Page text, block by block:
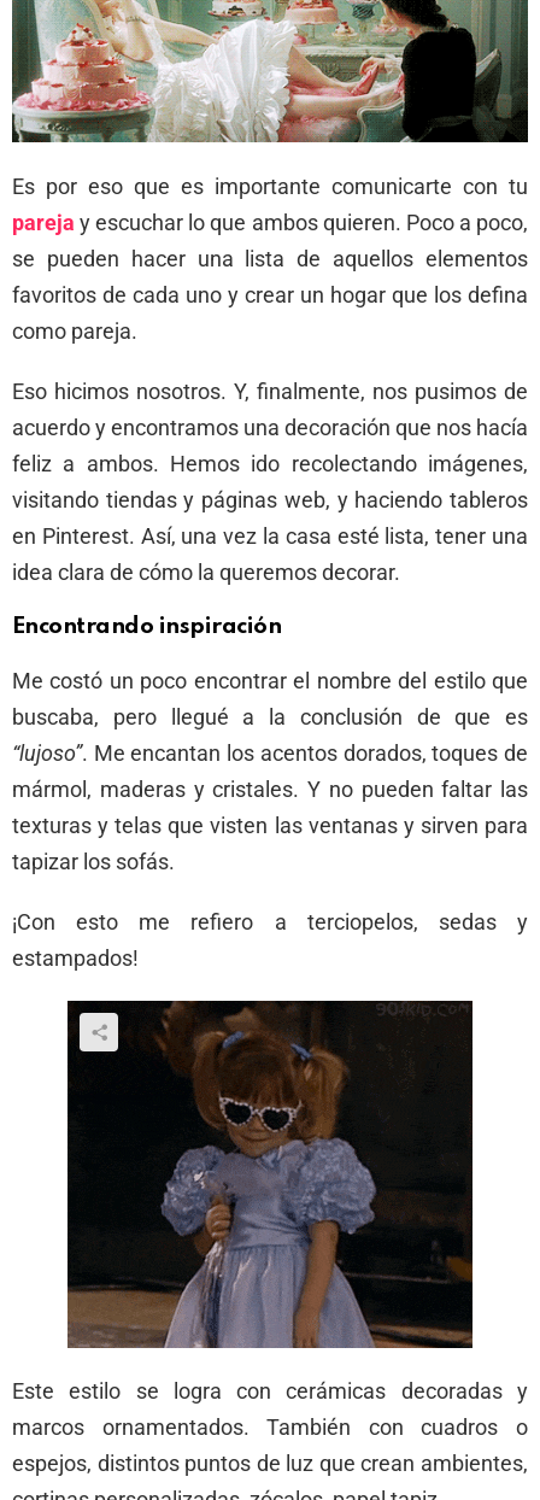
Es por eso que es importante comunicarte con tu
pareja y escuchar lo que ambos quieren. Poco a poco,
se pueden hacer una lista de aquellos elementos
favoritos de cada uno y crear un hogar que los defina
como pareja.
Eso hicimos nosotros. Y, finalmente, nos pusimos de
acuerdo y encontramos una decoración que nos hacía
feliz a ambos. Hemos ido recolectando imágenes,
visitando tiendas y páginas web, y haciendo tableros
en Pinterest. Así, una vez la casa esté lista, tener una
idea clara de cómo la queremos decorar.
Encontrando inspiración
Me costó un poco encontrar el nombre del estilo que
buscaba, pero llegué a la conclusión de que es
“lujoso”. Me encantan los acentos dorados, toques de
mármol, maderas y cristales. Y no pueden faltar las
texturas y telas que visten las ventanas y sirven para
tapizar los sofás.
¡Con esto me refiero a terciopelos, sedas y
estampados!
Este estilo se logra con cerámicas decoradas y
marcos ornamentados. También con cuadros o
espejos, distintos puntos de luz que crean ambientes,